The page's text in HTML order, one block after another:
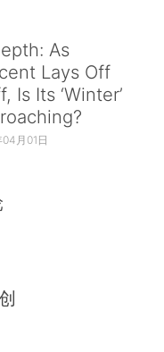
As
Lays Off
Is Its ‘Winter’
月01日